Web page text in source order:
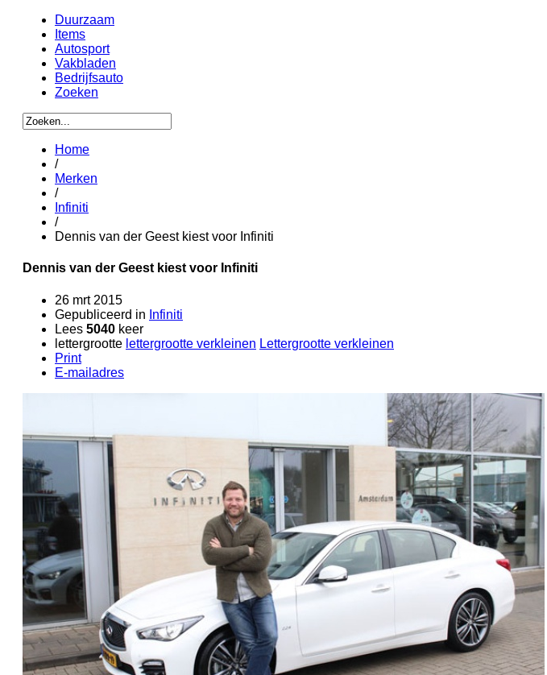
Duurzaam
Items
Autosport
Vakbladen
Bedrijfsauto
Zoeken
Home
/
Merken
/
Infiniti
/
Dennis van der Geest kiest voor Infiniti
Dennis van der Geest kiest voor Infiniti
26 mrt 2015
Gepubliceerd in Infiniti
Lees 5040 keer
lettergrootte lettergrootte verkleinen Lettergrootte verkleinen
Print
E-mailadres